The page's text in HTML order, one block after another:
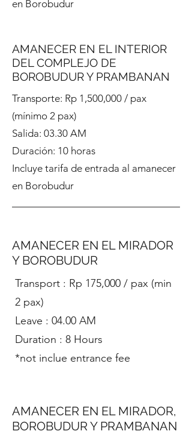
en Borobudur
AMANECER EN EL INTERIOR
DEL COMPLEJO DE
BOROBUDUR Y PRAMBANAN
Transporte: Rp 1,500,000 / pax
(mínimo 2 pax)
Salida: 03.30 AM
Duración: 10 horas
Incluye tarifa de entrada al amanecer
en Borobudur
AMANECER EN EL MIRADOR
Y BOROBUDUR
​Transport : Rp 175,000 / pax (min
2 pax)
Leave : 04.00 AM
Duration : 8 Hours
*not inclue entrance fee
AMANECER EN EL MIRADOR,
BOROBUDUR Y PRAMBANAN